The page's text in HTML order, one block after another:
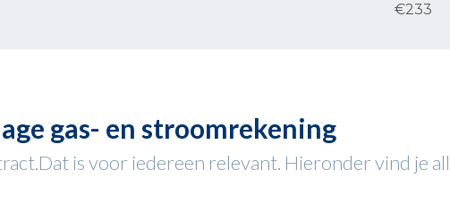
€233
gas- en stroomrekening
is voor iedereen relevant. Hieronder vind je